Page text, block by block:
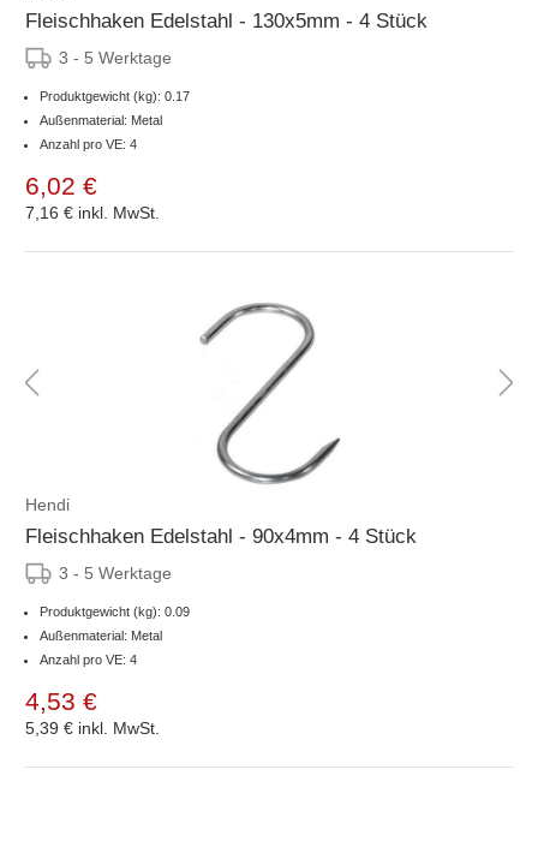
Fleischhaken Edelstahl - 130x5mm - 4 Stück
3 - 5 Werktage
Produktgewicht (kg): 0.17
Außenmaterial: Metal
Anzahl pro VE: 4
6,02 €
7,16 € inkl. MwSt.
Hendi
Fleischhaken Edelstahl - 90x4mm - 4 Stück
3 - 5 Werktage
Produktgewicht (kg): 0.09
Außenmaterial: Metal
Anzahl pro VE: 4
4,53 €
5,39 € inkl. MwSt.